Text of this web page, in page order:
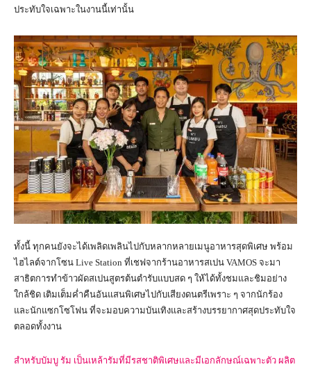
ประทับใจเฉพาะในงานนี้เท่านั้น
ทั้งนี้ ทุกคนยังจะได้เพลิดเพลินไปกับหลากหลายเมนูอาหารสุดพิเศษ พร้อม
ไฮไลต์จากโซน Live Station ที่เชฟจากร้านอาหารสเปน VAMOS จะมา
สาธิตการทำข้าวผัดสเปนสูตรต้นตำรับแบบสด ๆ ให้ได้ทั้งชมและชิมอย่าง
ใกล้ชิด เติมเต็มค่ำคืนอันแสนพิเศษไปกับเสียงดนตรีเพราะ ๆ จากนักร้อง
และนักแซกโซโฟน ที่จะมอบความบันเทิงและสร้างบรรยากาศสุดประทับใจ
ตลอดทั้งงาน
สำหรับบัมบู รัม เป็นเหล้ารัมที่มีรสชาติพิเศษและมีเอกลักษณ์เฉพาะตัว ผลิต